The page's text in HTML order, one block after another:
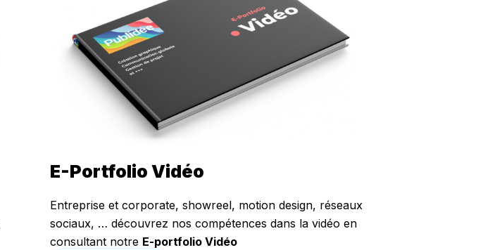
E-Portfolio Vidéo
Entreprise et corporate, showreel, motion design, réseaux
sociaux, … découvrez nos compétences dans la vidéo en
consultant notre E-portfolio Vidéo